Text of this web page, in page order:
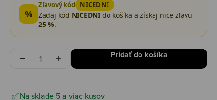
%
Zľavový kód NICEDNI
Zadaj kód NICEDNI do košíka a získaj nice zľavu
25 %.
Množstvo Pridať do košíka
Na sklade 5 a viac kusov